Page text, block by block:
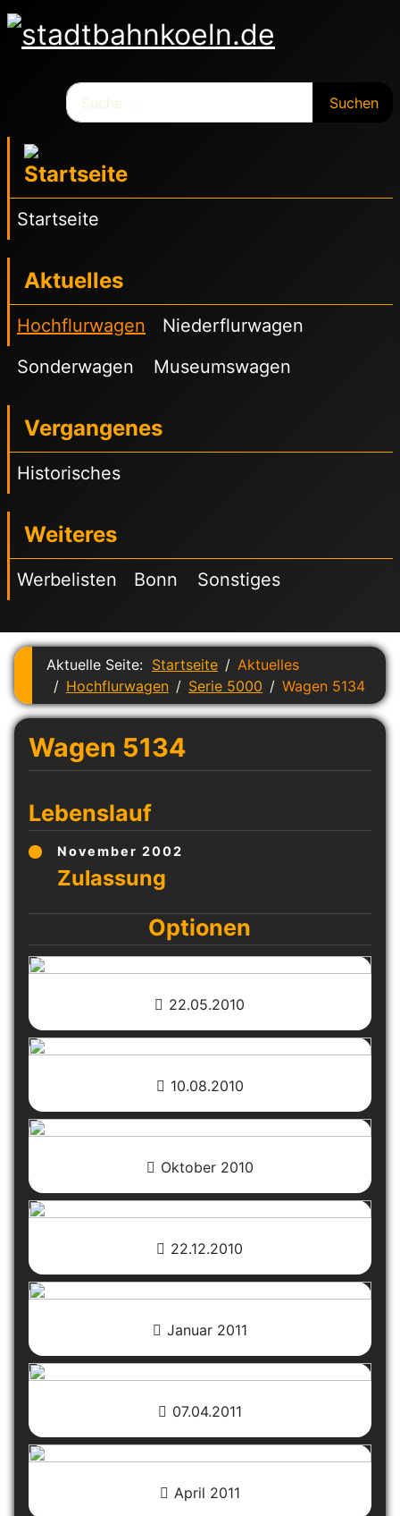
Suchen
Startseite
Aktuelles
Hochflurwagen
Niederflurwagen
Sonderwagen
Museumswagen
Vergangenes
Historisches
Weiteres
Werbelisten Bonn Sonstiges
Aktuelle Seite: Startseite
Aktuelles
Hochflurwagen
Serie 5000 Wagen 5134
Wagen 5134
Lebenslauf
November 2002
Optionen
22.05.2010
10.08.2010
Oktober 2010
22.12.2010
Januar 2011
07.04.2011
April 2011